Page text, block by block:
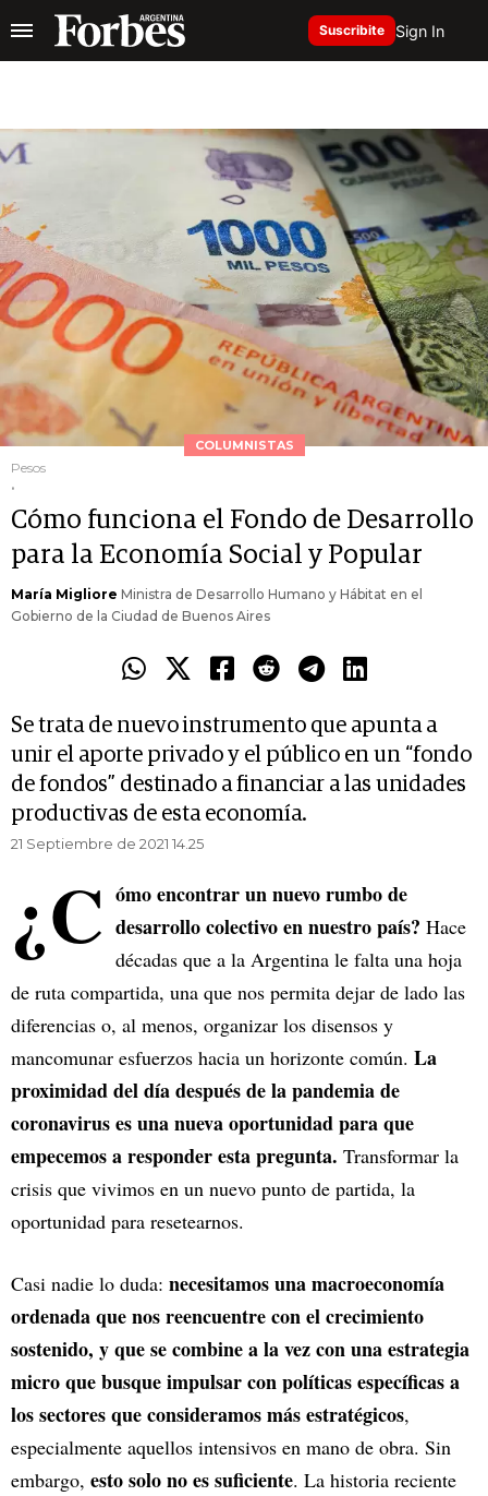
Suscribite Sign In
COLUMNISTAS
Pesos
.
Cómo funciona el Fondo de Desarrollo
para la Economía Social y Popular
María Migliore Ministra de Desarrollo Humano y Hábitat en el
Gobierno de la Ciudad de Buenos Aires
Se trata de nuevo instrumento que apunta a
unir el aporte privado y el público en un “fondo
de fondos” destinado a financiar a las unidades
productivas de esta economía.
21 Septiembre de 2021 14.25
¿C ómo encontrar un nuevo rumbo de
desarrollo colectivo en nuestro país? Hace
décadas que a la Argentina le falta una hoja
de ruta compartida, una que nos permita dejar de lado las
diferencias o, al menos, organizar los disensos y
mancomunar esfuerzos hacia un horizonte común. La
proximidad del día después de la pandemia de
coronavirus es una nueva oportunidad para que
empecemos a responder esta pregunta. Transformar la
crisis que vivimos en un nuevo punto de partida, la
oportunidad para resetearnos.
Casi nadie lo duda: necesitamos una macroeconomía
ordenada que nos reencuentre con el crecimiento
sostenido, y que se combine a la vez con una estrategia
micro que busque impulsar con políticas específicas a
los sectores que consideramos más estratégicos,
especialmente aquellos intensivos en mano de obra. Sin
embargo, esto solo no es suficiente. La historia reciente